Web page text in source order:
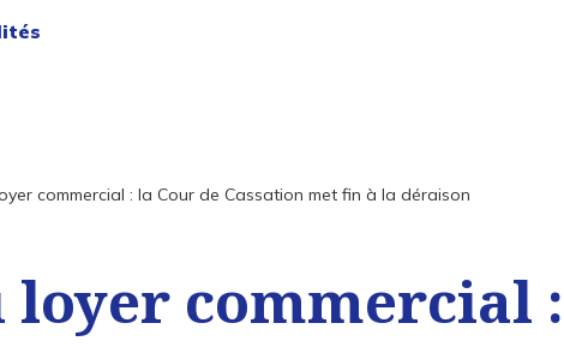
commercial : la Cour de Cassation met fin à la déraison
commercial